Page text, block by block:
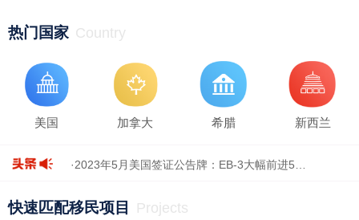
热门国家 Country
美国 加拿大 希腊 新西兰
·2023年5月美国签证公告牌：EB-3大幅前进5…
·2022年加拿大人口增涨破百万，几乎都是国…
快速匹配移民项目 Projects